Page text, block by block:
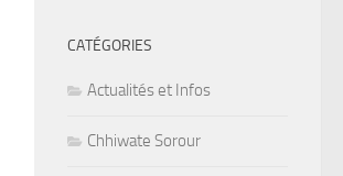
CATÉGORIES
Actualités et Infos
Chhiwate Sorour